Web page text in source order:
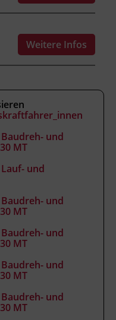
Unterrichtet nach
2007 in der
(BGBl. Nr.
30 %
finden
nach
Weitere Infos
und
MT
und
und
MT
und
MT
und
MT
und
MT